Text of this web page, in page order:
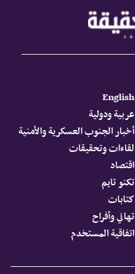
English
عربية ودولية
أخبار الجنوب العسكرية والأمنية
لقاءات وتحقيقات
اقتصاد
تكنو تايم
كتابات
تهاني وأفراح
اتفاقية المستخدم